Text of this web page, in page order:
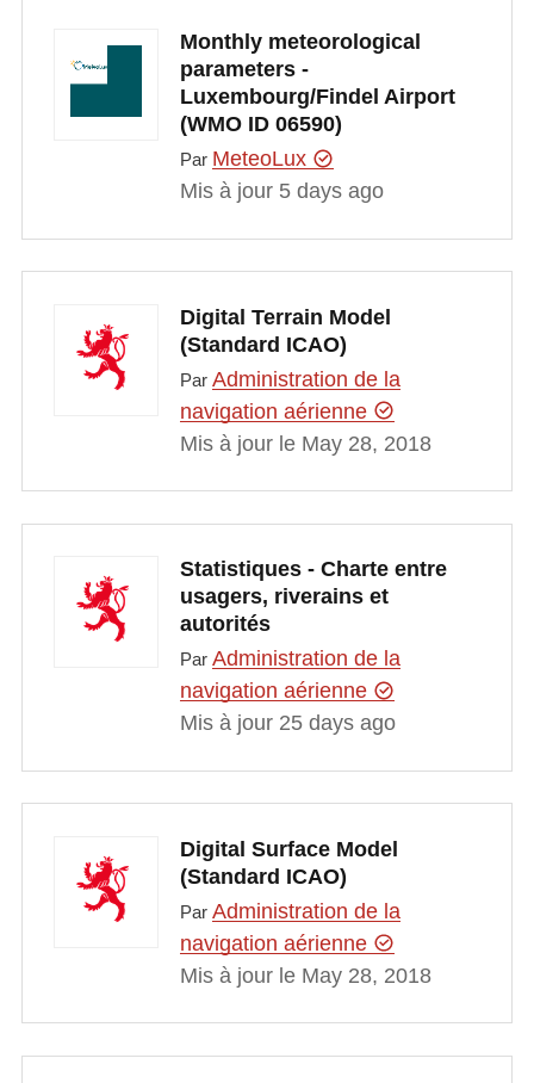
Monthly meteorological
parameters -
Luxembourg/Findel Airport
(WMO ID 06590)
Par MeteoLux
Mis à jour 5 days ago
Digital Terrain Model
(Standard ICAO)
Par Administration de la
navigation aérienne
Mis à jour le May 28, 2018
Statistiques - Charte entre
usagers, riverains et
autorités
Par Administration de la
navigation aérienne
Mis à jour 25 days ago
Digital Surface Model
(Standard ICAO)
Par Administration de la
navigation aérienne
Mis à jour le May 28, 2018